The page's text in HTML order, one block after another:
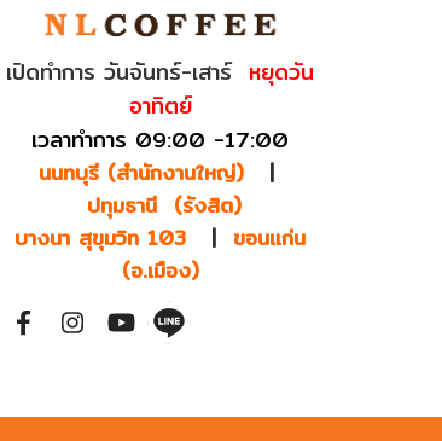
เปิดทำการ วันจันทร์-เสาร์ หยุดวัน
อาทิตย์
เวลาทำการ 09:00 -17:00
นนทบุรี (สำนักงานใหญ่) |
ปทุมธานี (รังสิต)
บางนา สุขุมวิท 103 | ขอนแก่น
(อ.เมือง)